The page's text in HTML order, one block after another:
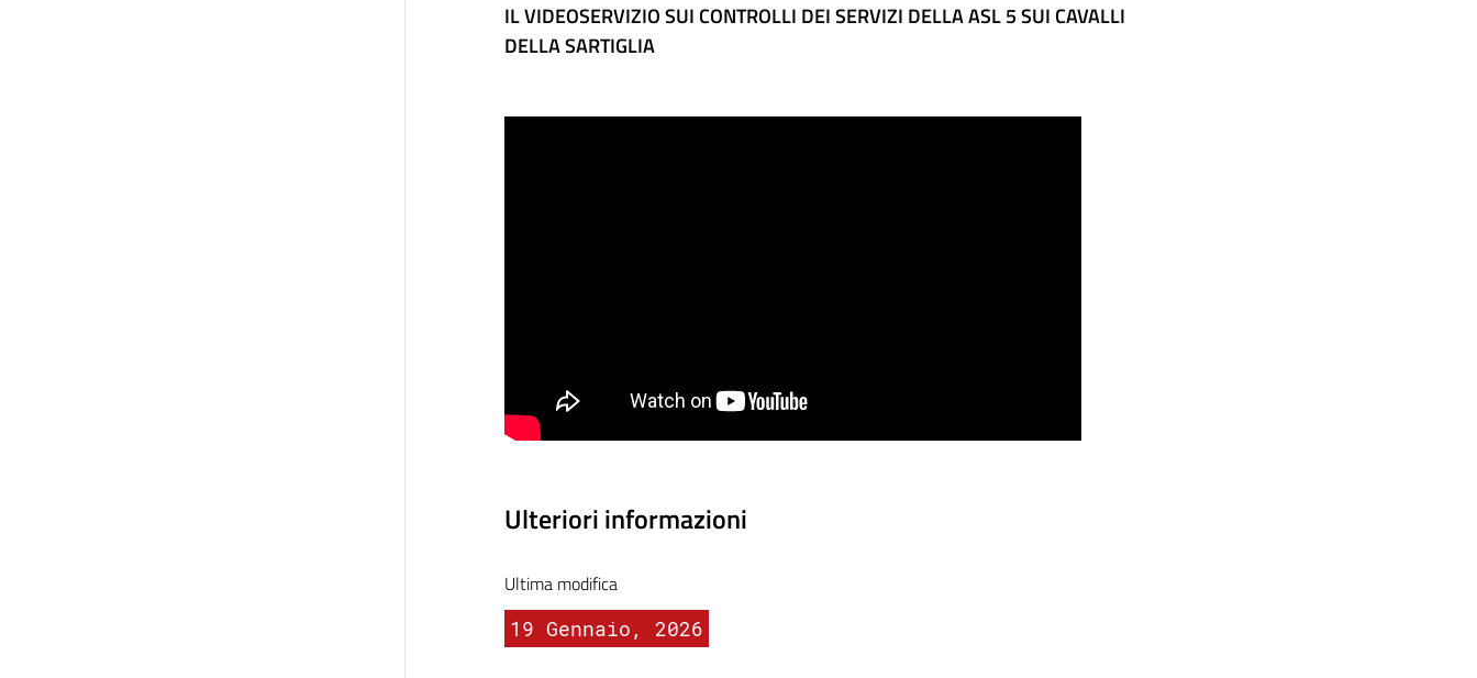
IL VIDEOSERVIZIO SUI CONTROLLI DEI SERVIZI DELLA ASL 5 SUI CAVALLI
DELLA SARTIGLIA
Ulteriori informazioni
Ultima modifica
19 Gennaio, 2026